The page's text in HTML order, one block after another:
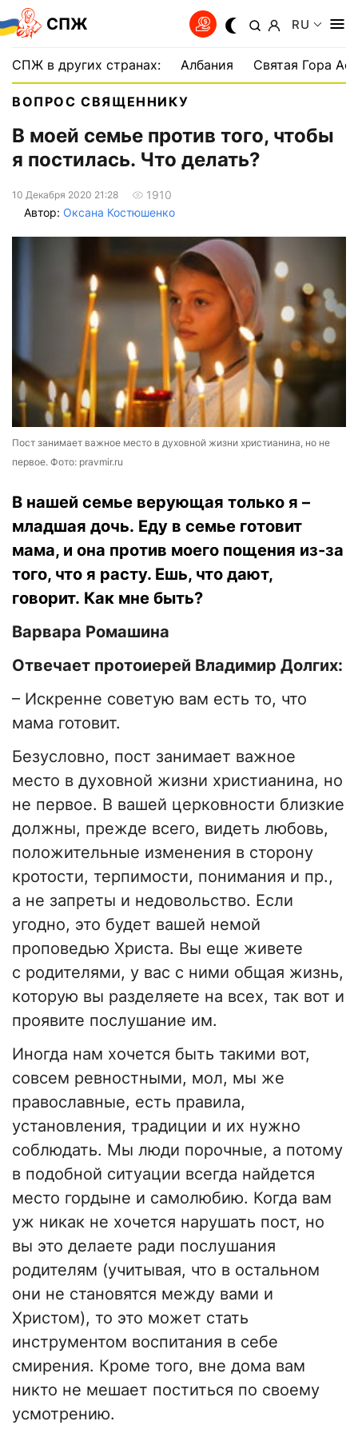
СПЖ RU
СПЖ в других странах: Албания Святая Гора
ВОПРОС СВЯЩЕННИКУ
В моей семье против того, чтобы
я постилась. Что делать?
10 Декабря 2020 21:28
1910
Автор: Оксана Костюшенко
Пост занимает важное место в духовной жизни христианина, но не
первое. Фото: pravmir.ru
В нашей семье верующая только я –
младшая дочь. Еду в семье готовит
мама, и она против моего пощения из-за
того, что я расту. Ешь, что дают,
говорит. Как мне быть?
Варвара Ромашина
Отвечает протоиерей Владимир Долгих:
– Искренне советую вам есть то, что
мама готовит.
Безусловно, пост занимает важное
место в духовной жизни христианина, но
не первое. В вашей церковности близкие
должны, прежде всего, видеть любовь,
положительные изменения в сторону
кротости, терпимости, понимания и пр.,
а не запреты и недовольство. Если
угодно, это будет вашей немой
проповедью Христа. Вы еще живете
с родителями, у вас с ними общая жизнь,
которую вы разделяете на всех, так вот и
проявите послушание им.
Иногда нам хочется быть такими вот,
совсем ревностными, мол, мы же
православные, есть правила,
установления, традиции и их нужно
соблюдать. Мы люди порочные, а потому
в подобной ситуации всегда найдется
место гордыне и самолюбию. Когда вам
уж никак не хочется нарушать пост, но
вы это делаете ради послушания
родителям (учитывая, что в остальном
они не становятся между вами и
Христом), то это может стать
инструментом воспитания в себе
смирения. Кроме того, вне дома вам
никто не мешает поститься по своему
усмотрению.